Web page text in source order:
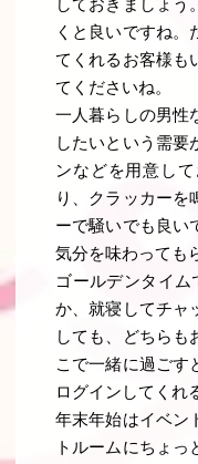
しておきましょう
くと良いですね。
てくれるお客様も
てくださいね。
一人暮らしの男性
したいという需要
ンなどを用意し
り、クラッカーを
ーで騒いでも良い
気分を味わっても
ゴールデンタイム
か、就寝してチャ
しても、どちらも
こで一緒に過ごす
ログインしてくれ
年末年始はイベン
トルームにちょ